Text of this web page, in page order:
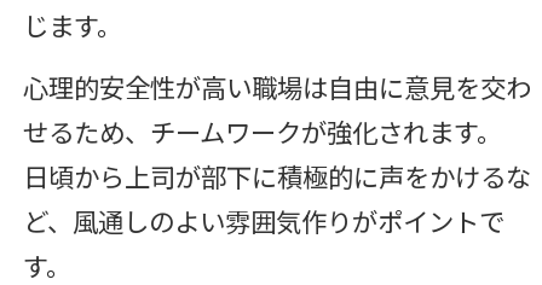
じます。
心理的安全性が高い職場は自由に意見を交わ
せるため、チームワークが強化されます。
日頃から上司が部下に積極的に声をかけるな
ど、風通しのよい雰囲気作りがポイントで
す。